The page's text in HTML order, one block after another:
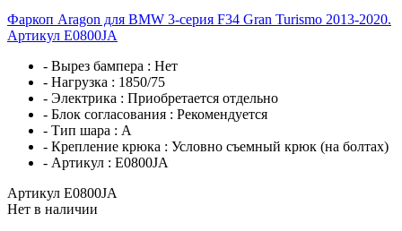
Фаркоп Aragon для BMW 3-серия F34 Gran Turismo 2013-2020.
Артикул E0800JA
- Вырез бампера : Нет
- Нагрузка : 1850/75
- Электрика : Приобретается отдельно
- Блок согласования : Рекомендуется
- Тип шара : A
- Крепление крюка : Условно съемный крюк (на болтах)
- Артикул : E0800JA
Артикул E0800JA
Нет в наличии